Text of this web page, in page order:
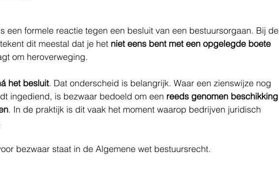
een formele reactie tegen een besluit van een bestuursorgaan. Bij de
dit meestal dat je het niet eens bent met een opgelegde boete
om heroverweging.
het besluit. Dat onderscheid is belangrijk. Waar een zienswijze nog
ingediend, is bezwaar bedoeld om een reeds genomen beschikking
. In de praktijk is dit vaak het moment waarop bedrijven juridisch
bezwaar staat in de Algemene wet bestuursrecht.